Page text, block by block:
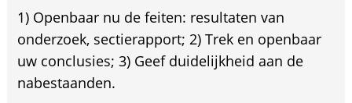
1) Openbaar nu de feiten: resultaten van
onderzoek, sectierapport; 2) Trek en openbaar
uw conclusies; 3) Geef duidelijkheid aan de
nabestaanden.